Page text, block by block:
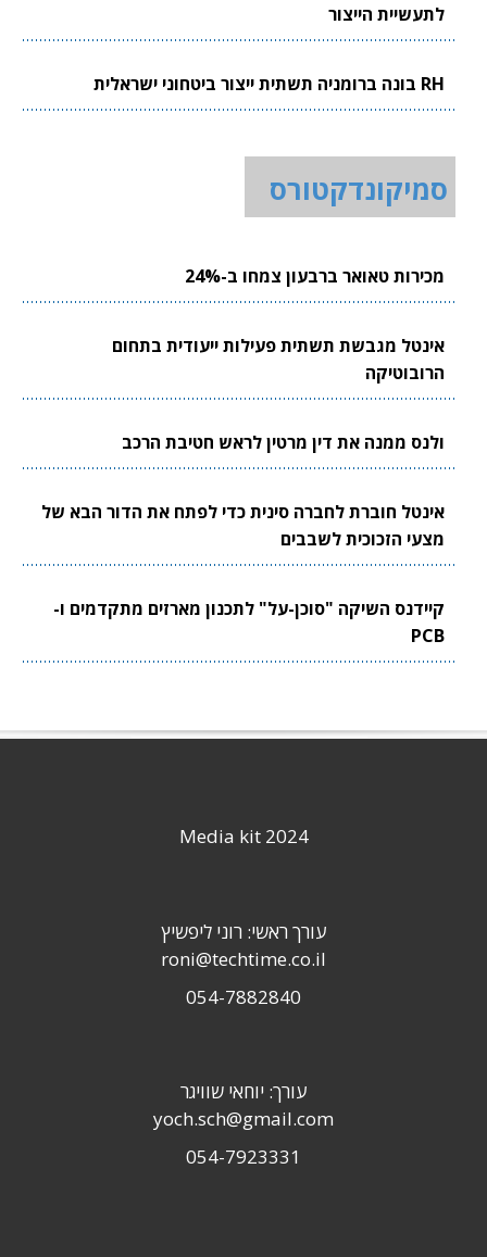
לתעשיית הייצור
RH בונה ברומניה תשתית ייצור ביטחוני ישראלית
סמיקונדקטורס
מכירות טאואר ברבעון צמחו ב-24%
אינטל מגבשת תשתית פעילות ייעודית בתחום
הרובוטיקה
ולנס ממנה את דין מרטין לראש חטיבת הרכב
אינטל חוברת לחברה סינית כדי לפתח את הדור הבא של
מצעי הזכוכית לשבבים
קיידנס השיקה "סוכן-על" לתכנון מארזים מתקדמים ו-
PCB
Media kit 2024
עורך ראשי: רוני ליפשיץ
roni@techtime.co.il
054-7882840
עורך: יוחאי שוויגר
yoch.sch@gmail.com
054-7923331